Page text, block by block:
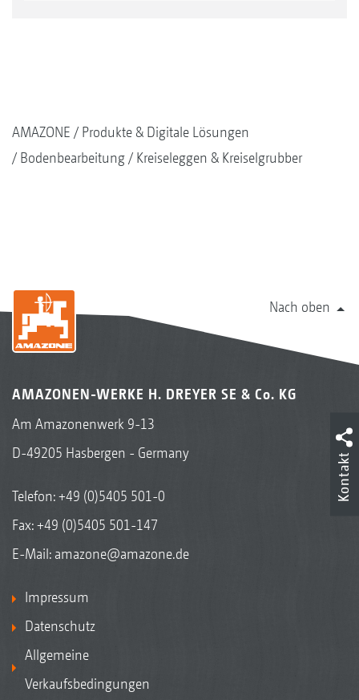
AMAZONE
Produkte & Digitale Lösungen
Bodenbearbeitung
Kreiseleggen & Kreiselgrubber
Nach oben
AMAZONEN-WERKE H. DREYER SE & Co. KG
Am Amazonenwerk 9-13
D-49205 Hasbergen - Germany
Telefon:+49 (0)5405 501-0
Fax: +49 (0)5405 501-147
E-Mail: amazone@amazone.de
Impressum
Datenschutz
Allgemeine
Verkaufsbedingungen
Kontakt